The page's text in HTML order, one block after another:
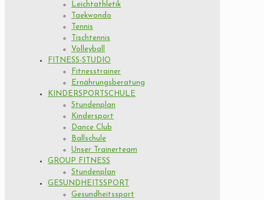
Leichtathletik
Taekwondo
Tennis
Tischtennis
Volleyball
FITNESS-STUDIO
Fitnesstrainer
Ernährungsberatung
KINDERSPORTSCHULE
Stundenplan
Kindersport
Dance Club
Ballschule
Unser Trainerteam
GROUP FITNESS
Stundenplan
GESUNDHEITSSPORT
Gesundheitssport